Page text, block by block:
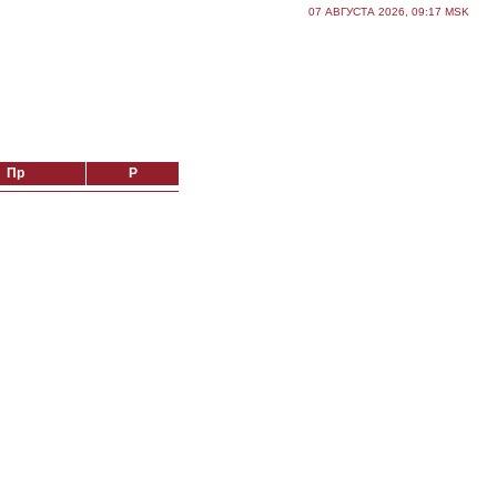
07 АВГУСТА 2026, 09:17 MSK
Пр Р